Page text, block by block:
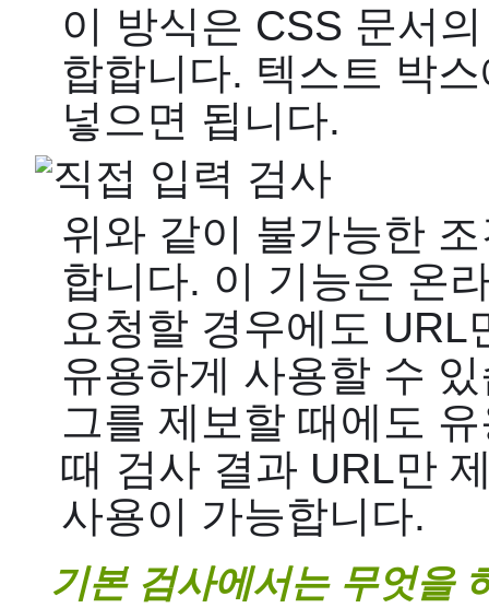
이 방식은 CSS 문서
합합니다. 텍스트 박
넣으면 됩니다.
위와 같이 불가능한
합니다. 이 기능은 온
요청할 경우에도
유용하게 사용할 수
그를 제보할 때에도
때 검사 결과 URL만
사용이 가능합니다.
기본 검사에서는 무엇을